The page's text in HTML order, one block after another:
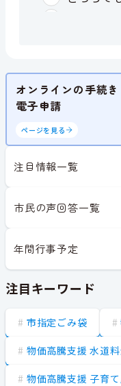
オンラインの手続き
電子申請
ページを見る
注目情報一覧
市民の声回答一覧
年間行事予定
注目キーワード
市指定ごみ袋
物価高騰支援 水道
物価高騰支援 子育